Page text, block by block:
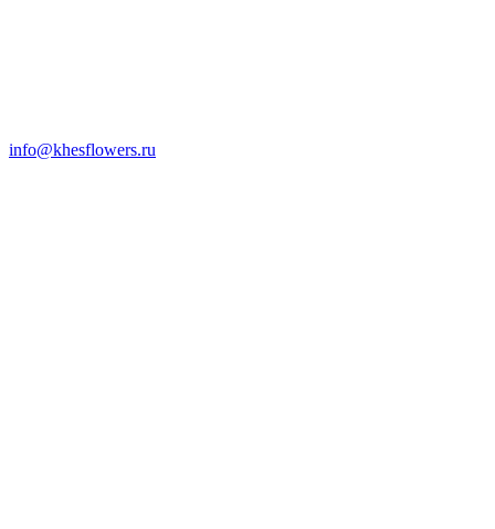
info@khesflowers.ru